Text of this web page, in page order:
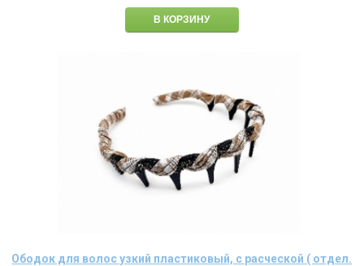
Ободок для волос узкий пластиковый, с расческой ( отдел.